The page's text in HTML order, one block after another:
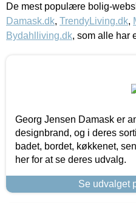
De mest populære bolig-
Damask.dk, TrendyLiving.dk,
Bydahlliving.dk, som alle har
Georg Jensen Damask er
designbrand, og i deres
badet, bordet, køkkenet,
her for at se deres udvalg.
Se udvalget